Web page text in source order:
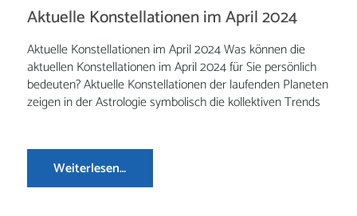
Aktuelle Konstellationen im April 2024
Aktuelle Konstellationen im April 2024 Was können die
aktuellen Konstellationen im April 2024 für Sie persönlich
bedeuten? Aktuelle Konstellationen der laufenden Planeten
zeigen in der Astrologie symbolisch die kollektiven Trends
Weiterlesen…